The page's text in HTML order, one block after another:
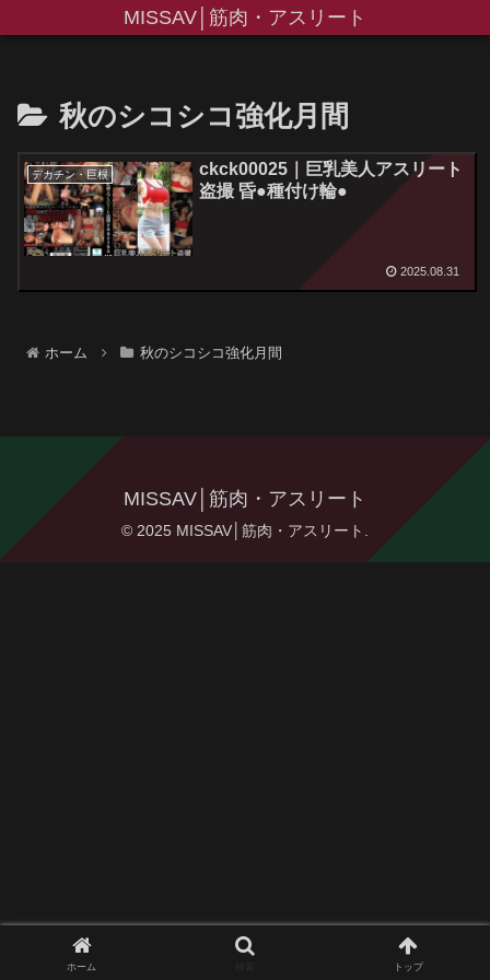
MISSAV│筋肉・アスリート
秋のシコシコ強化月間
デカチン・巨根
ckck00025｜巨乳美人アスリート
盗撮 昏●種付け輪●
2025.08.31
ホーム 秋のシコシコ強化月間
MISSAV│筋肉・アスリート
© 2025 MISSAV│筋肉・アスリート.
ホーム トップ